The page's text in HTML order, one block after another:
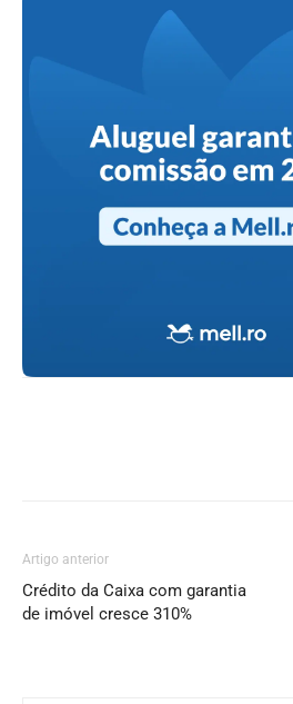
Artigo anterior
Crédito da Caixa com garantia
de imóvel cresce 310%